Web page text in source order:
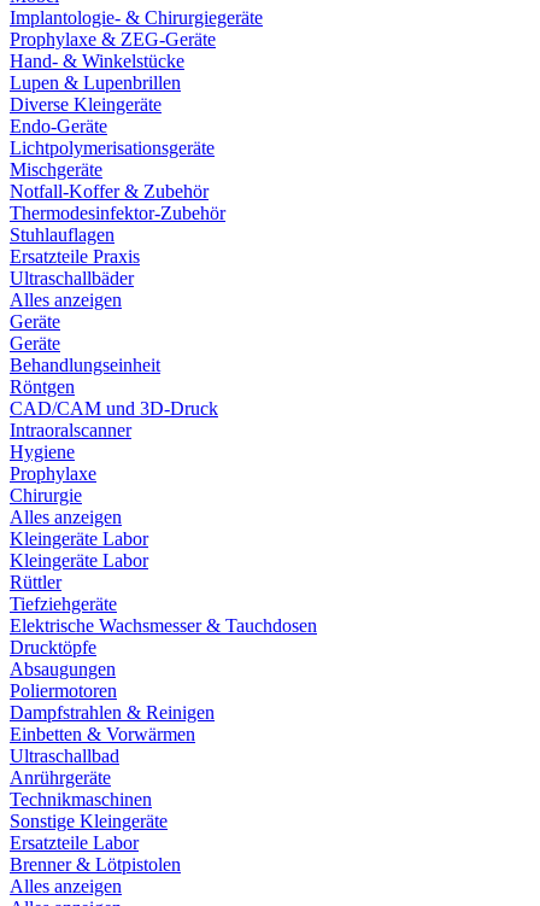
Implantologie- & Chirurgiegeräte
Prophylaxe & ZEG-Geräte
Hand- & Winkelstücke
Lupen & Lupenbrillen
Diverse Kleingeräte
Endo-Geräte
Lichtpolymerisationsgeräte
Mischgeräte
Notfall-Koffer & Zubehör
Thermodesinfektor-Zubehör
Stuhlauflagen
Ersatzteile Praxis
Ultraschallbäder
Alles anzeigen
Geräte
Geräte
Behandlungseinheit
Röntgen
CAD/CAM und 3D-Druck
Intraoralscanner
Hygiene
Prophylaxe
Chirurgie
Alles anzeigen
Kleingeräte Labor
Kleingeräte Labor
Rüttler
Tiefziehgeräte
Elektrische Wachsmesser & Tauchdosen
Drucktöpfe
Absaugungen
Poliermotoren
Dampfstrahlen & Reinigen
Einbetten & Vorwärmen
Ultraschallbad
Anrührgeräte
Technikmaschinen
Sonstige Kleingeräte
Ersatzteile Labor
Brenner & Lötpistolen
Alles anzeigen